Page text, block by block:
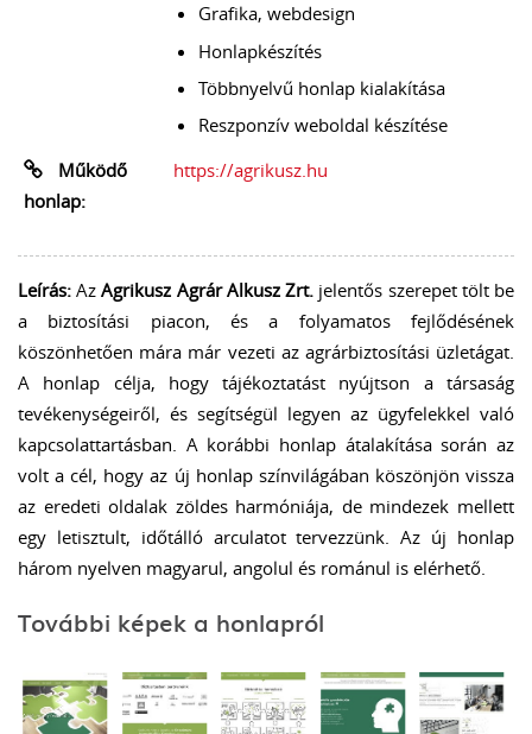
Grafika, webdesign
Honlapkészítés
Többnyelvű honlap kialakítása
Reszponzív weboldal készítése
Működő
honlap:
https://agrikusz.hu
Leírás: AzAgrikusz Agrár Alkusz Zrt. jelentős szerepet tölt be
a biztosítási piacon, és a folyamatos fejlődésének
köszönhetően mára már vezeti az agrárbiztosítási üzletágat.
A honlap célja, hogy tájékoztatást nyújtson a társaság
tevékenységeiről, és segítségül legyen az ügyfelekkel való
kapcsolattartásban. A korábbi honlap átalakítása során az
volt a cél, hogy az új honlap színvilágában köszönjön vissza
az eredeti oldalak zöldes harmóniája, de mindezek mellett
egy letisztult, időtálló arculatot tervezzünk. Az új honlap
három nyelven magyarul, angolul és románul is elérhető.
További képek a honlapról